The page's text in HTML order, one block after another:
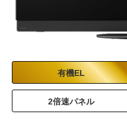
商品詳細はこちら
841,500円 (税込)
765,000
有機EL
2倍速パネル